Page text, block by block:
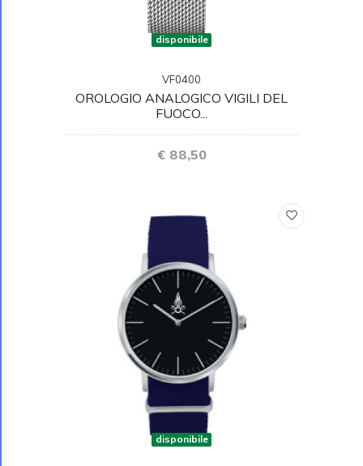
disponibile
VF0400
OROLOGIO ANALOGICO VIGILI DEL
FUOCO...
€ 88,50
disponibile